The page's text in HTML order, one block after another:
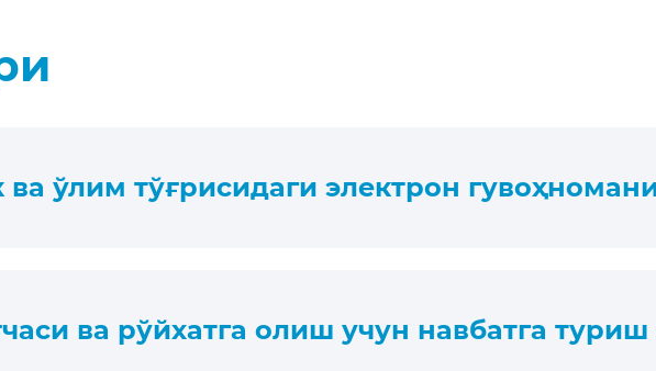
ва ўлим тўғрисидаги электрон
ва рўйхатга олиш учун навбатга